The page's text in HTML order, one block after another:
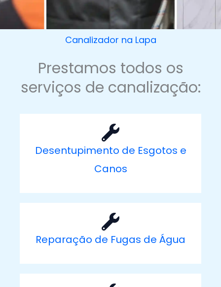
Canalizador na Lapa
Prestamos todos os
serviços de canalização:
Desentupimento de Esgotos e
Canos
Reparação de Fugas de Água